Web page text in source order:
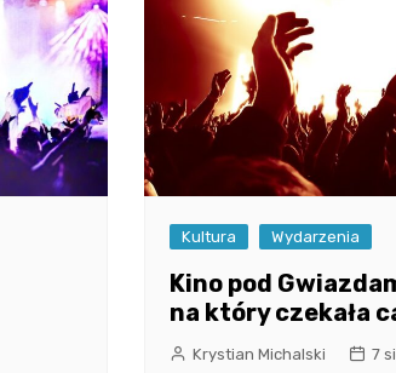
Kultura Wydarzenia
Kino pod
na który czekała
Krystian Michalski 7